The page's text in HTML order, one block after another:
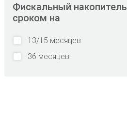
Фискальный накопитель
сроком на
13/15 месяцев
36 месяцев